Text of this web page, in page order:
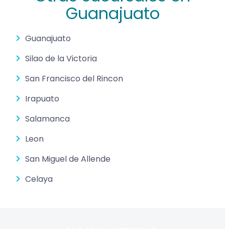
Guanajuato
Guanajuato
Silao de la Victoria
San Francisco del Rincon
Irapuato
Salamanca
Leon
San Miguel de Allende
Celaya